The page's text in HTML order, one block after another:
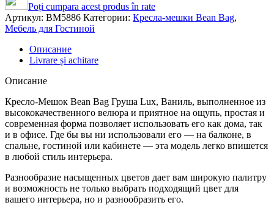
Poți cumpara acest produs în rate
Артикул: BM5886 Категории: Кресла-мешки Bean Bag,
Мебель для Гостиной
Описание
Livrare și achitare
Описание
Кресло-Мешок Bean Bag Груша Lux, Ваниль, выполненное из
высококачественного велюра и приятное на ощупь, простая и
современная форма позволяет использовать его как дома, так
и в офисе. Где бы вы ни использовали его — на балконе, в
спальне, гостиной или кабинете — эта модель легко впишется
в любой стиль интерьера.
Разнообразие насыщенных цветов дает вам широкую палитру
и возможность не только выбрать подходящий цвет для
вашего интерьера, но и разнообразить его.